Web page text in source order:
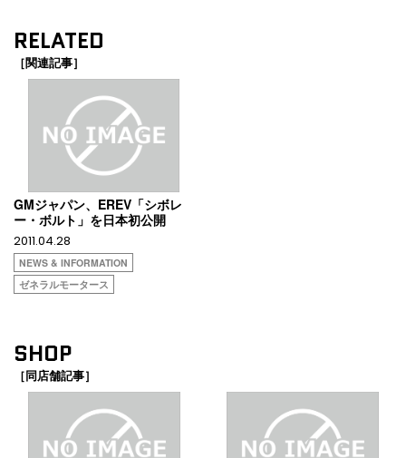
RELATED
［関連記事］
GMジャパン、EREV「シボレ
ー・ボルト」を日本初公開
2011.04.28
NEWS & INFORMATION
ゼネラルモータース
SHOP
［同店舗記事］